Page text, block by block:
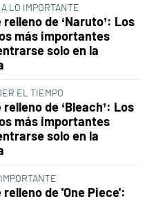
LO IMPORTANTE
relleno de ‘Naruto’: Los
más importantes
solo en la
EL TIEMPO
relleno de ‘Bleach’: Los
más importantes
solo en la
relleno de 'One Piece':